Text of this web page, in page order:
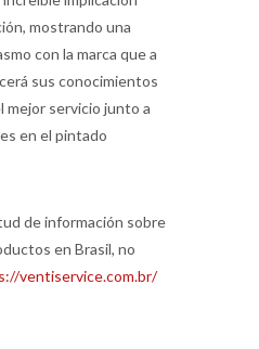
mostrando una
con la marca que a
sus conocimientos
mejor servicio junto a
en el pintado
de información sobre
en Brasil, no
ventiservice.com.br/